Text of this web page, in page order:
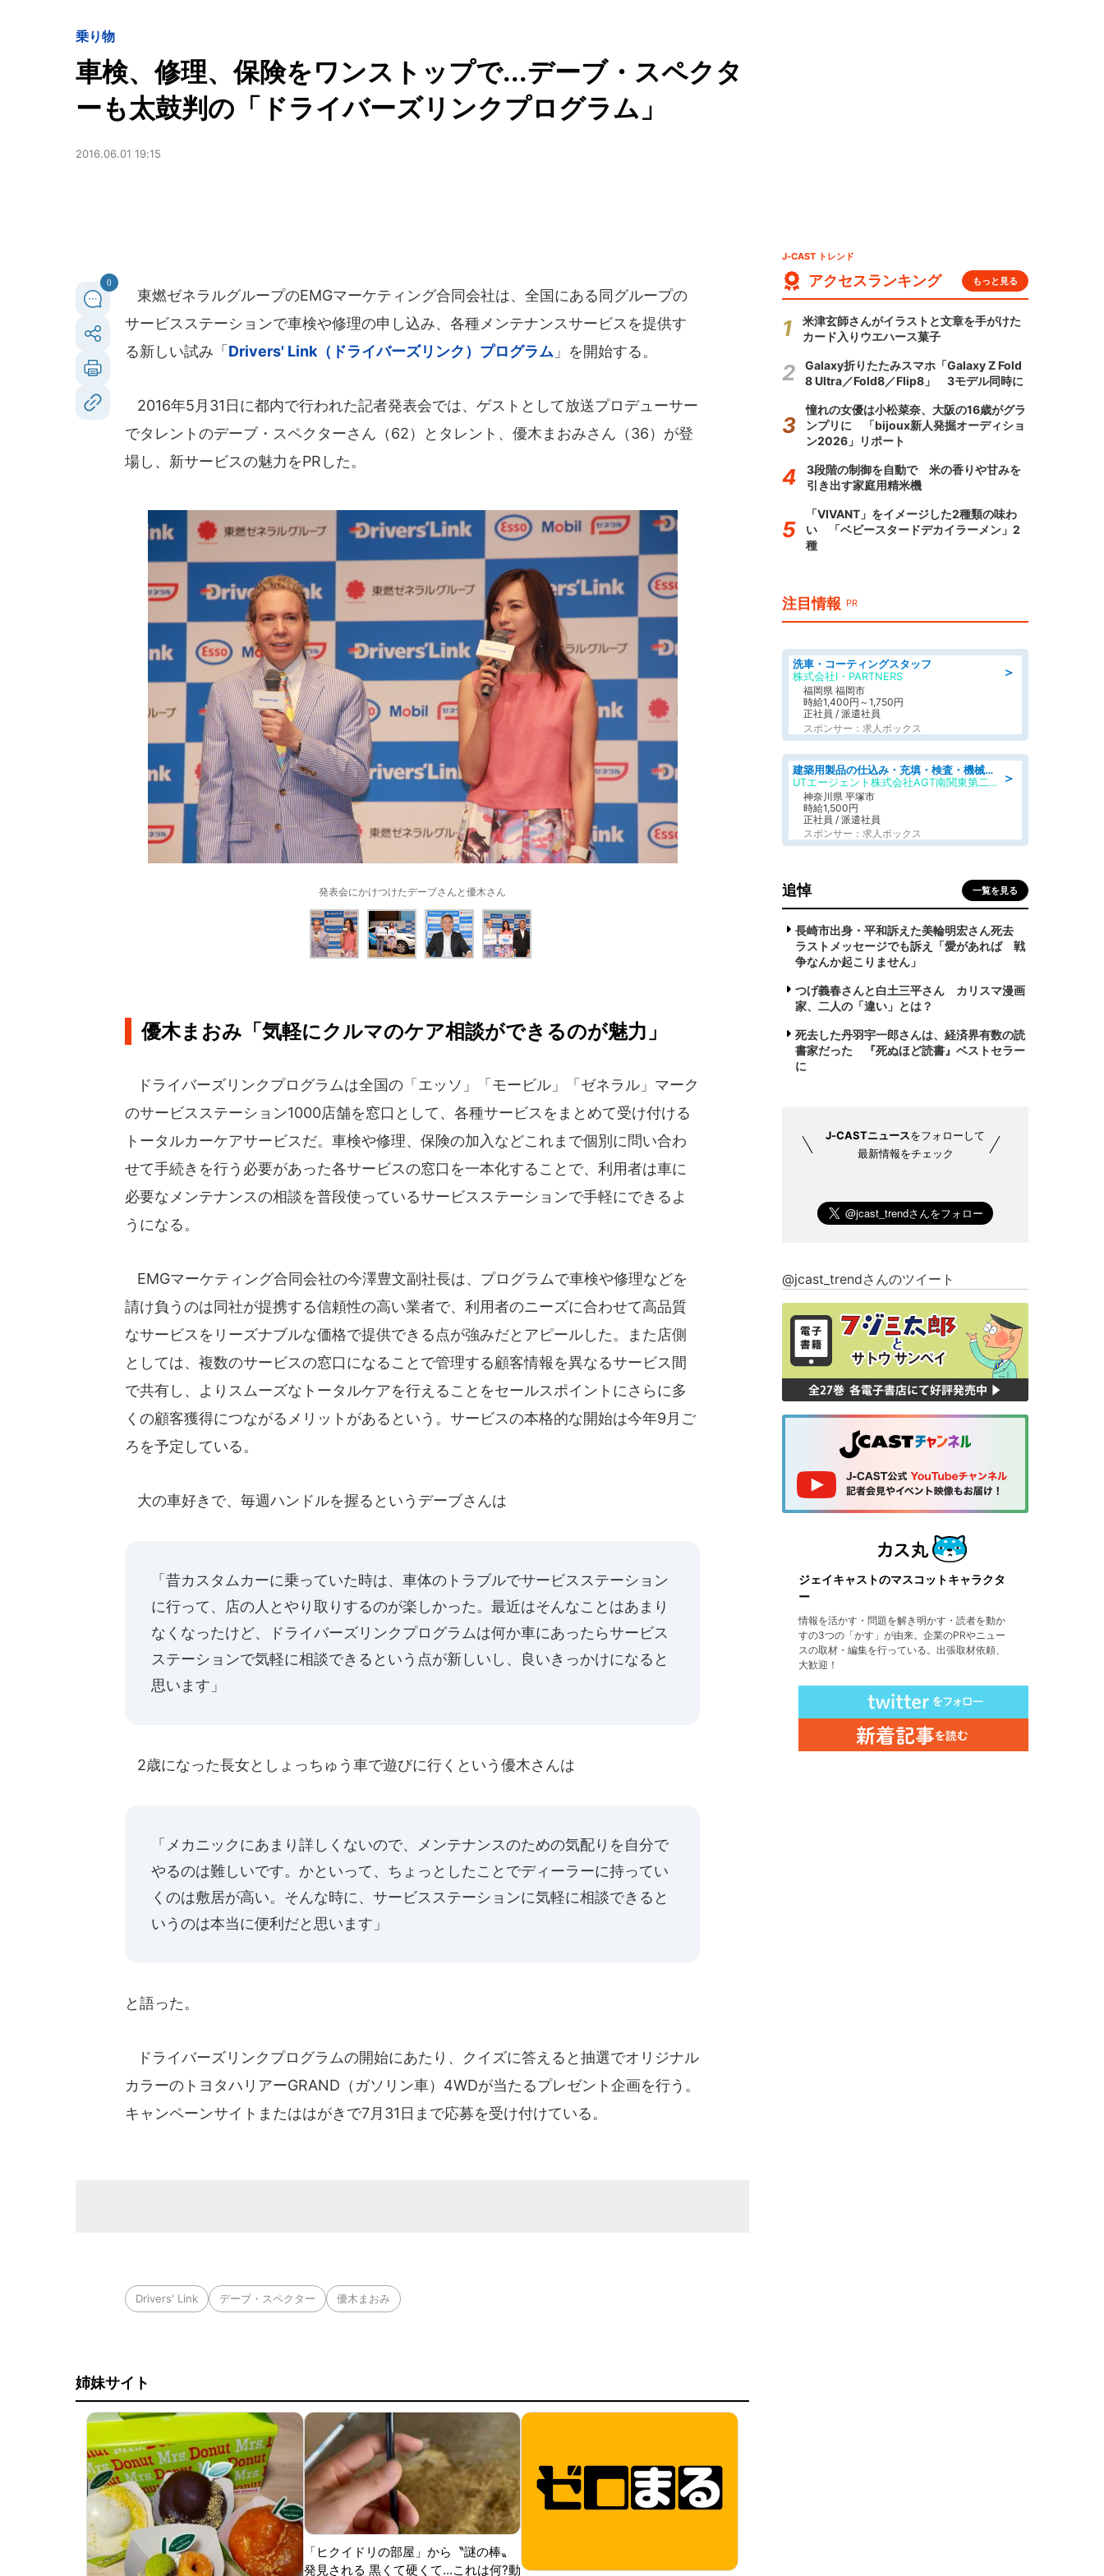
乗り物
車検、修理、保険をワンストップで...デーブ・スペクタ
ーも太鼓判の「ドライバーズリンクプログラム」
2016.06.01 19:15
0
東燃ゼネラルグループのEMGマーケティング合同会社は、全国にある同グループの
サービスステーションで車検や修理の申し込み、各種メンテナンスサービスを提供す
る新しい試み「 Drivers' Link（ドライバーズリンク）プログラム 」を開始する。
2016年5月31日に都内で行われた記者発表会では、ゲストとして放送プロデューサー
でタレントのデーブ・スペクターさん（62）とタレント、優木まおみさん（36）が登
場し、新サービスの魅力をPRした。
発表会にかけつけたデーブさんと優木さん
優木まおみ「気軽にクルマのケア相談ができるのが魅力」
ドライバーズリンクプログラムは全国の「エッソ」「モービル」「ゼネラル」マーク
のサービスステーション1000店舗を窓口として、各種サービスをまとめて受け付ける
トータルカーケアサービスだ。車検や修理、保険の加入などこれまで個別に問い合わ
せて手続きを行う必要があった各サービスの窓口を一本化することで、利用者は車に
必要なメンテナンスの相談を普段使っているサービスステーションで手軽にできるよ
うになる。
EMGマーケティング合同会社の今澤豊文副社長は、プログラムで車検や修理などを
請け負うのは同社が提携する信頼性の高い業者で、利用者のニーズに合わせて高品質
なサービスをリーズナブルな価格で提供できる点が強みだとアピールした。また店側
としては、複数のサービスの窓口になることで管理する顧客情報を異なるサービス間
で共有し、よりスムーズなトータルケアを行えることをセールスポイントにさらに多
くの顧客獲得につながるメリットがあるという。サービスの本格的な開始は今年9月ご
ろを予定している。
大の車好きで、毎週ハンドルを握るというデーブさんは
「昔カスタムカーに乗っていた時は、車体のトラブルでサービスステーション
に行って、店の人とやり取りするのが楽しかった。最近はそんなことはあまり
なくなったけど、ドライバーズリンクプログラムは何か車にあったらサービス
ステーションで気軽に相談できるという点が新しいし、良いきっかけになると
思います」
2歳になった長女としょっちゅう車で遊びに行くという優木さんは
「メカニックにあまり詳しくないので、メンテナンスのための気配りを自分で
やるのは難しいです。かといって、ちょっとしたことでディーラーに持ってい
くのは敷居が高い。そんな時に、サービスステーションに気軽に相談できると
いうのは本当に便利だと思います」
と語った。
ドライバーズリンクプログラムの開始にあたり、クイズに答えると抽選でオリジナル
カラーのトヨタハリアーGRAND（ガソリン車）4WDが当たるプレゼント企画を行う。
キャンペーンサイトまたははがきで7月31日まで応募を受け付けている。
Drivers' Link デーブ・スペクター 優木まおみ
姉妹サイト
「ヒクイドリの部屋」から〝謎の棒〟
発見される 黒くて硬くて...これは何?動
J-CAST トレンド
アクセスランキング もっと見る
米津玄師さんがイラストと文章を手がけた
カード入りウエハース菓子
Galaxy折りたたみスマホ「Galaxy Z Fold
8 Ultra／Fold8／Flip8」 3モデル同時に
憧れの女優は小松菜奈、大阪の16歳がグラ
ンプリに 「bijoux新人発掘オーディショ
ン2026」リポート
3段階の制御を自動で 米の香りや甘みを
引き出す家庭用精米機
「VIVANT」をイメージした2種類の味わ
い 「ベビースタードデカイラーメン」2
種
注目情報 PR
＞
洗車・コーティングスタッフ
株式会社I・PARTNERS
福岡県 福岡市
時給1,400円～1,750円
正社員 / 派遣社員
スポンサー：求人ボックス
＞
建築用製品の仕込み・充填・検査・機械操作/寮完備/日払い/工場・製造
UTエージェント株式会社AGT南関東第二CU
神奈川県 平塚市
時給1,500円
正社員 / 派遣社員
スポンサー：求人ボックス
追悼 一覧を見る
長崎市出身・平和訴えた美輪明宏さん死去
ラストメッセージでも訴え「愛があれば 戦
争なんか起こりません」
つげ義春さんと白土三平さん カリスマ漫画
家、二人の「違い」とは？
死去した丹羽宇一郎さんは、経済界有数の読
書家だった 『死ぬほど読書』ベストセラー
に
J-CASTニュースをフォローして
最新情報をチェック
@jcast_trendさんのツイート
ジェイキャストのマスコットキャラクタ
ー
情報を活かす・問題を解き明かす・読者を動か
すの3つの「かす」が由来。企業のPRやニュー
スの取材・編集を行っている。出張取材依頼、
大歓迎！